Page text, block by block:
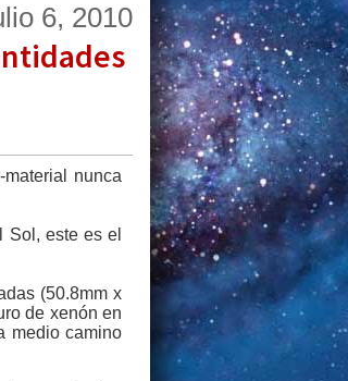
6, 2010
nunca
Sol, este es el
(50.8mm x
de xenón en
medio camino